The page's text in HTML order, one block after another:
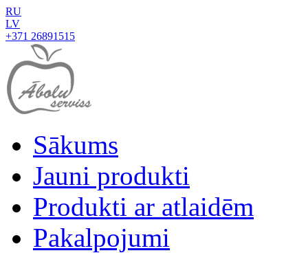
RU
LV
+371 26891515
Sākums
Jauni produkti
Produkti ar atlaidēm
Pakalpojumi